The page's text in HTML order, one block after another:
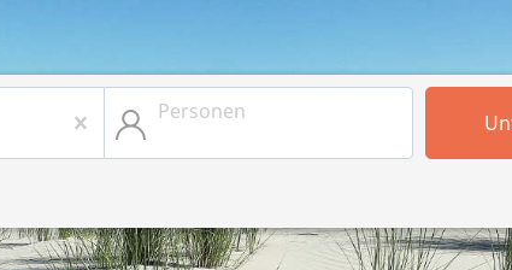
Personen